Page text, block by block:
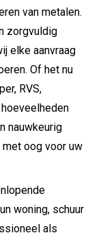
van metalen.
zorgvuldig
elke aanvraag
Of het nu
RVS,
nauwkeurig
oog voor uw
woning, schuur
als